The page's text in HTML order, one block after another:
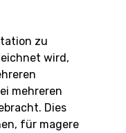
zu
wird,
mehreren
Dies
für magere